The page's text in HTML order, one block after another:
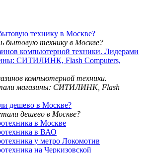
технику в Москве?
компьютерной техники. Лидерами
СИТИЛИНК, Flash Computers,
дешево в Москве?
в Москве
в ВАО
у метро Локомотив
на Черкизовской